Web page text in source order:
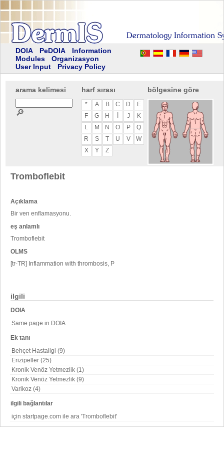
DOIA PeDOIA
Information
Modules
Organizasyon
User Input
Privacy Policy
arama kelimesi
🔎
harf sırası
* A B C D
E
F
G H J
K
L
M N O P
Q
R
S T U V
W
X
Y Z
bölgesine göre
ilgili
DOIA
Same page in DOIA
Ek tanı
Behçet Hastaligi (9)
Erizipeller (25)
Kronik Venöz Yetmezlik (1)
Kronik Venöz Yetmezlik (9)
Varikoz (4)
ilgili bağlantılar
için startpage.com ile ara 'Tromboflebit'
Tromboflebit
Açıklama
Bir ven enflamasyonu.
eş anlamlı
Tromboflebit
OLMS
[tr-TR] Inflammation with thrombosis, P